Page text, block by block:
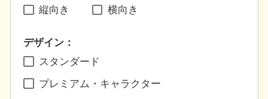
縦向き
横向き
デザイン：
スタンダード
プレミアム・キャラクター